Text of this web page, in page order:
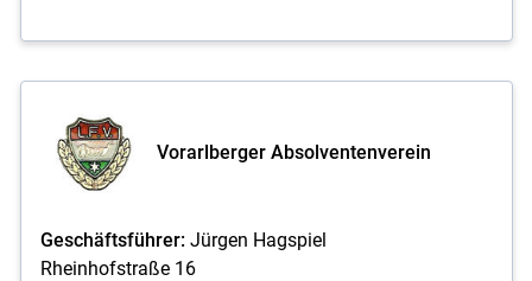
Vorarlberger Absolventenverein
Geschäftsführer:Jürgen Hagspiel
Rheinhofstraße 16